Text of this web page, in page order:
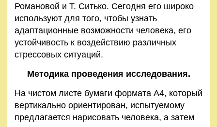
Романовой и Т. Ситько. Сегодня его широко
используют для того, чтобы узнать
адаптационные возможности человека, его
устойчивость к воздействию различных
стрессовых ситуаций.
Методика проведения исследования.
На чистом листе бумаги формата А4, который
вертикально ориентирован, испытуемому
предлагается нарисовать человека, а затем